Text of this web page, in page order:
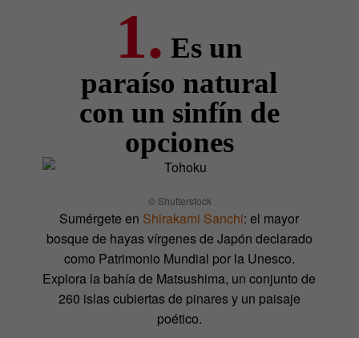
1. Es un
paraíso natural
con un sinfín de
opciones
© Shutterstock
Sumérgete en Shirakami Sanchi: el mayor
bosque de hayas vírgenes de Japón declarado
como Patrimonio Mundial por la Unesco.
Explora la bahía de Matsushima, un conjunto de
260 islas cubiertas de pinares y un paisaje
poético.